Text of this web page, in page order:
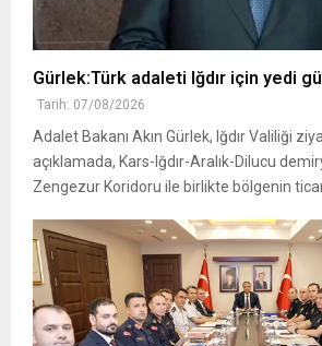
Gürlek:Türk adaleti Iğdır için yedi
Tarih: 07/08/2026
Adalet Bakanı Akın Gürlek, Iğdır Valiliği
açıklamada, Kars-Iğdır-Aralık-Dilucu
Zengezur Koridoru ile birlikte bölgenin